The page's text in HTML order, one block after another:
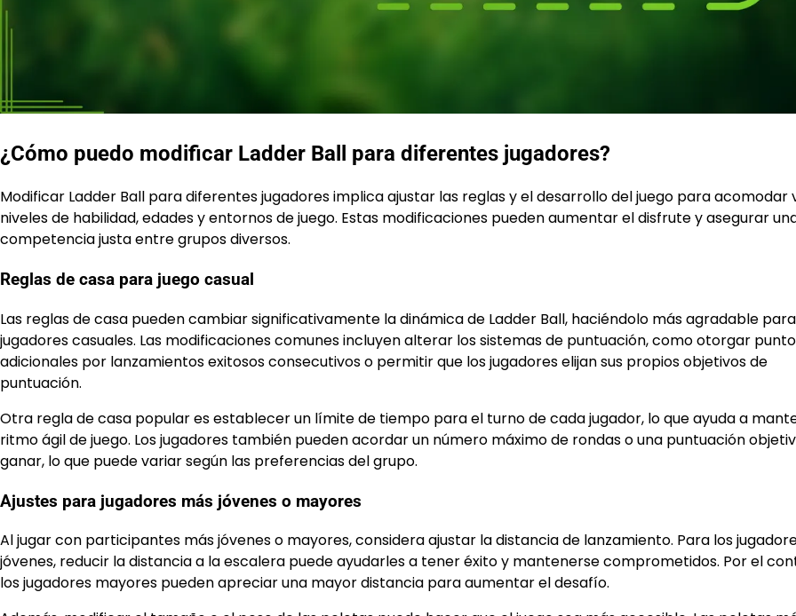
¿Cómo puedo modificar Ladder Ball para diferentes jugadores?
Modificar Ladder Ball para diferentes jugadores implica ajustar las reglas y el desarrollo del juego para acomodar
niveles de habilidad, edades y entornos de juego. Estas modificaciones pueden aumentar el disfrute y asegurar
competencia justa entre grupos diversos.
Reglas de casa para juego casual
Las reglas de casa pueden cambiar significativamente la dinámica de Ladder Ball, haciéndolo más agradable
jugadores casuales. Las modificaciones comunes incluyen alterar los sistemas de puntuación, como otorgar
adicionales por lanzamientos exitosos consecutivos o permitir que los jugadores elijan sus propios objetivos de
puntuación.
Otra regla de casa popular es establecer un límite de tiempo para el turno de cada jugador, lo que ayuda a
ritmo ágil de juego. Los jugadores también pueden acordar un número máximo de rondas o una puntuación
ganar, lo que puede variar según las preferencias del grupo.
Ajustes para jugadores más jóvenes o mayores
Al jugar con participantes más jóvenes o mayores, considera ajustar la distancia de lanzamiento. Para los
jóvenes, reducir la distancia a la escalera puede ayudarles a tener éxito y mantenerse comprometidos. Por el
los jugadores mayores pueden apreciar una mayor distancia para aumentar el desafío.